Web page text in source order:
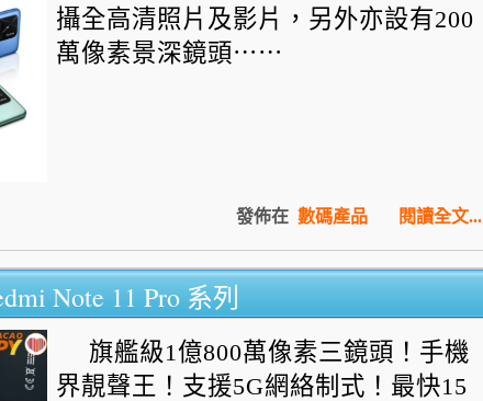
攝全高清照片及影片，另外亦設有200
萬像素景深鏡頭⋯⋯
閱讀全文...
發佈在 數碼產品
Note 11 Pro 系列
旗艦級1億800萬像素三鏡頭！手機
界靚聲王！支援5G網絡制式！最快15